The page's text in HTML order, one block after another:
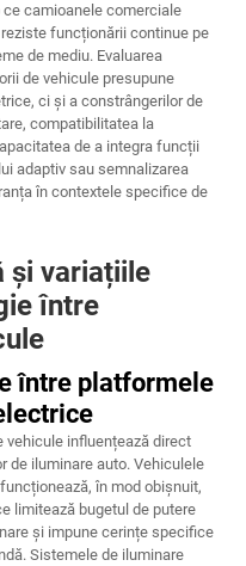
camioanele comerciale
funcționării continue pe
de mediu. Evaluarea
de vehicule presupune
ci și a constrângerilor de
compatibilitatea la
de a integra funcții
adaptiv sau semnalizarea
în contextele specifice de
și variațiile
între
între platformele
vehicule influențează direct
de iluminare auto. Vehiculele
în mod obișnuit,
limitează bugetul de putere
și impune cerințe specifice
Sistemele de iluminare